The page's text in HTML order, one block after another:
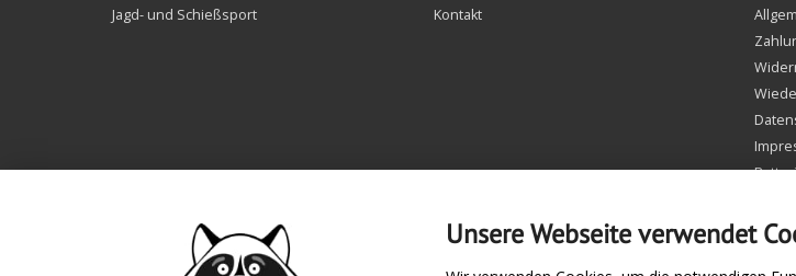
Jagd- und Schießsport
Kontakt
Unsere Webseite verwendet